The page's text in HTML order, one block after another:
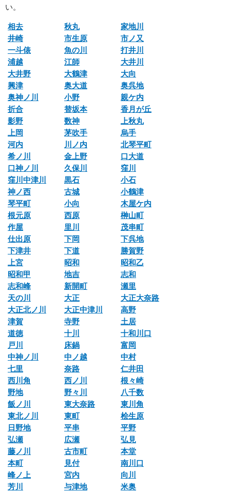
い。
相去 秋丸
家地川
井崎
市生原
市ノ又
一斗俵
魚の川
打井川
浦越
江師
大井川
大井野
大鶴津
大向
興津
奥大道
奥呉地
奥神ノ川
小野
親ケ内
折合
替坂本
香月が丘
影野
数神
上秋丸
上岡
茅吹手
烏手
河内
川ノ内
北琴平町
希ノ川
金上野
口大道
口神ノ川
久保川
窪川
窪川中津川
黒石
小石
神ノ西
古城
小鶴津
琴平町
小向
木屋ケ内
根元原
西原
榊山町
作屋
里川
茂串町
仕出原
下岡
下呉地
下津井
下道
勝賀野
上宮
昭和
昭和乙
昭和甲
地吉
志和
志和峰
新開町
瀬里
天の川
大正
大正大奈路
大正北ノ川
大正中津川
高野
津賀
寺野
土居
道徳
十川
十和川口
戸川
床鍋
富岡
中神ノ川
中ノ越
中村
七里
奈路
仁井田
西川角
西ノ川
根々崎
野地
野々川
八千数
飯ノ川
東大奈路
東川角
東北ノ川
東町
桧生原
日野地
平串
平野
弘瀬
広瀬
弘見
藤ノ川
古市町
本堂
本町
見付
南川口
峰ノ上
宮内
向川
芳川
与津地 米奥